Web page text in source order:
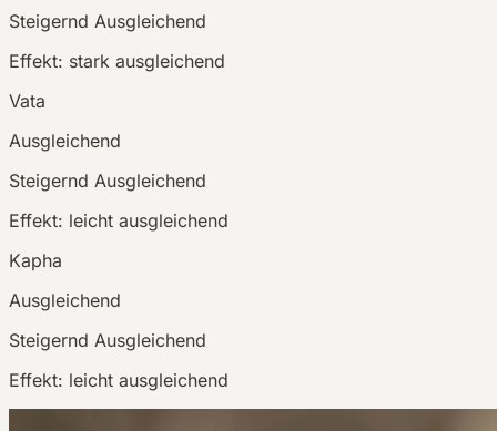
Steigernd Ausgleichend
Effekt: stark ausgleichend
Vata
Ausgleichend
Steigernd Ausgleichend
Effekt: leicht ausgleichend
Kapha
Ausgleichend
Steigernd Ausgleichend
Effekt: leicht ausgleichend